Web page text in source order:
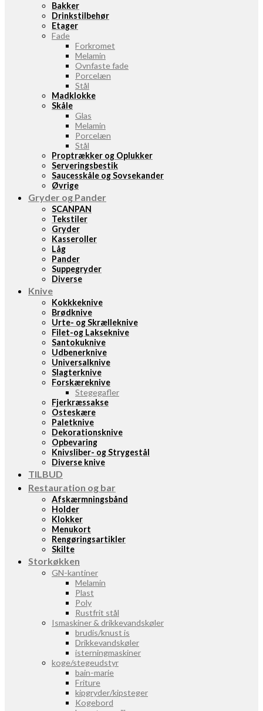
Bakker
Drinkstilbehør
Etager
Fade
Forkromet
Melamin
Ovnfaste fade
Porcelæn
Stål
Madklokke
Skåle
Glas
Melamin
Porcelæn
Stål
Proptrækker og Oplukker
Serveringsbestik
Saucesskåle og Sovsekander
Øvrige
Gryder og Pander
SCANPAN
Tekstiler
Gryder
Kasseroller
Låg
Pander
Suppegryder
Diverse
Knive
Kokkkeknive
Brødknive
Urte- og Skrælleknive
Filet-og Lakseknive
Santokuknive
Udbenerknive
Universalknive
Slagterknive
Forskæreknive
Stegegafler
Fjerkræssakse
Osteskære
Paletknive
Dekorationsknive
Opbevaring
Knivsliber- og Strygestål
Diverse knive
TILBUD
Restauration og bar
Afskærmningsbånd
Holder
Klokker
Menukort
Rengøringsartikler
Skilte
Storkøkken
GN-kantiner
Melamin
Plast
Poly
Rustfrit stål
Ismaskiner & drikkevandskøler
brudis/knust is
Drikkevandskøler
isterningmaskiner
koge/stegeudstyr
bain-marie
Friture
kipgryder/kipsteger
Kogebord